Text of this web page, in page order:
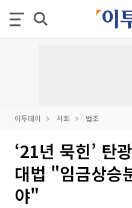
이투데이 사회 법조
‘21년 묵힌’ 탄
대법 "임금상승
야"